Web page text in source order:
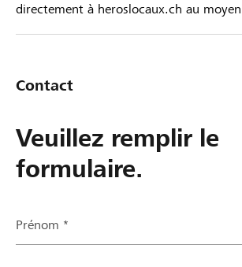
directement à heroslocaux.ch au
Contact
Veuillez remplir le
formulaire.
Prénom *